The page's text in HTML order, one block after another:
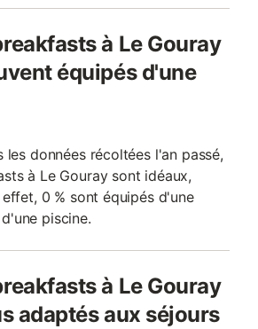
à Le Gouray
équipés d'une
les données récoltées l'an passé,
à Le Gouray sont idéaux,
0 % sont équipés d'une
piscine.
à Le Gouray
adaptés aux séjours